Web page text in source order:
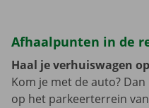
Afhaalpunten in de
Haal je verhuiswagen
Kom je met de auto?
op het parkeerterrein